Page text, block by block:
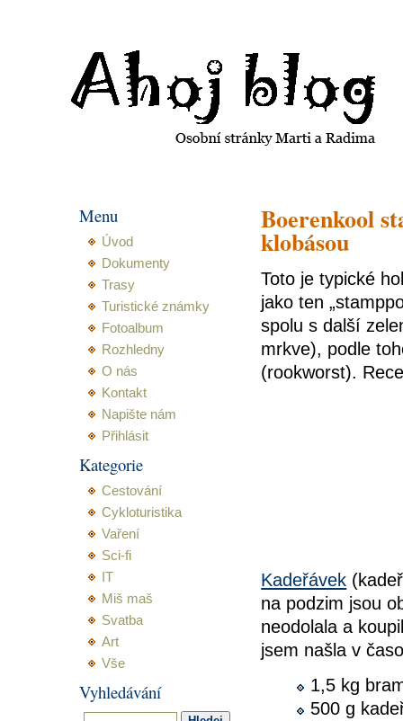
Ahoj blog Martiny a Radima
Boerenkool
klobásou
Toto je typické
jako ten
spolu s další
mrkve), podle
(rookworst).
Kadeřávek
na podzim jsou
neodolala a
jsem našla v
1,5 kg
500 g
Menu
Úvod
Dokumenty
Trasy
Turistické známky
Fotoalbum
Rozhledny
O nás
Kontakt
Napište nám
Přihlásit
Kategorie
Cestování
Cykloturistika
Vaření
Sci-fi
IT
Miš maš
Svatba
Art
Vše
Vyhledávání